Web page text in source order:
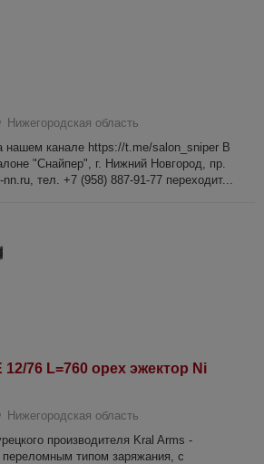
Нижегородская область
нашем канале https://t.me/salon_sniper В
"Снайпер", г. Нижний Новгород, пр.
тел. +7 (958) 887-91-77 переходит...
12/76 L=760 орех эжектор Ni
Нижегородская область
производителя Kral Arms -
типом заряжания, с